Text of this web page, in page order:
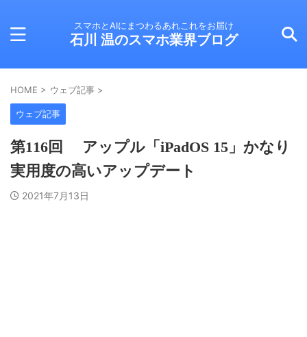
スマホとAIにまつわるあれこれをお届け
石川 温のスマホ業界ブログ
HOME > ウェブ記事 >
ウェブ記事
第116回 アップル「iPadOS 15」かなり
実用度の高いアップデート
2021年7月13日